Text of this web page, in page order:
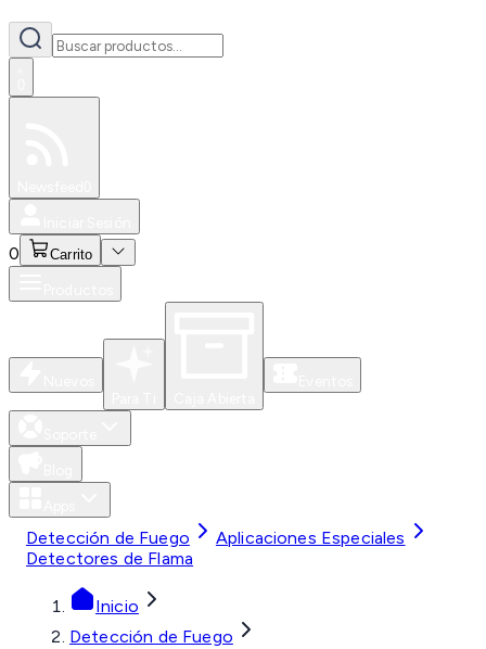
0 Carrito
Detección de Fuego
Aplicaciones Especiales
Detectores de Flama
Inicio
Detección de Fuego